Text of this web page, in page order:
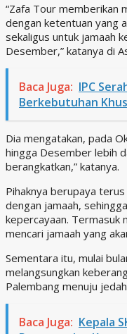
“Zafa Tour memberikan
dengan ketentuan yang
sekaligus untuk jamaah
Desember,” katanya di
Baca Juga: IPC
Berkebutuhan
Dia mengatakan, pada
hingga Desember lebih
berangkatkan,” katanya.
Pihaknya berupaya
dengan jamaah,
kepercayaan. Termasuk
mencari jamaah yang
Sementara itu, mulai
melangsungkan
Palembang menuju
Baca Juga: Kepala